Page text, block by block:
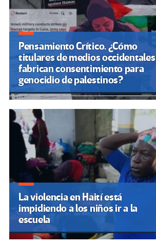
Pensamiento Crítico. ¿Cómo
titulares de medios occidentales
fabrican consentimiento para
genocidio de palestinos?
La violencia en Haití está
impidiendo a los niños ir a la
escuela